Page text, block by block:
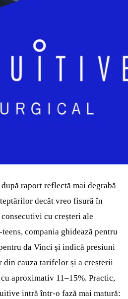
raport reflectă mai degrabă
decât vreo fisură în
cu creșteri ale
compania ghidează pentru
da Vinci și indică presiuni
din cauza tarifelor și a creșterii
aproximativ 11–15%. Practic,
intră într‑o fază mai matură: